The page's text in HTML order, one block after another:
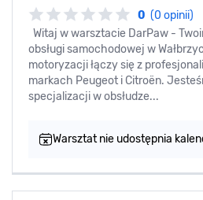
0 (0 opinii)
Witaj w warsztacie DarPaw -
obsługi samochodowej w
motoryzacji łączy się z
markach Peugeot i Citroën.
specjalizacji w obsłudze...
Warsztat nie udostępnia